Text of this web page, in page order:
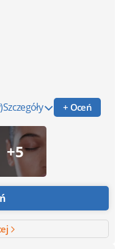
Szczegóły + Oceń
+5